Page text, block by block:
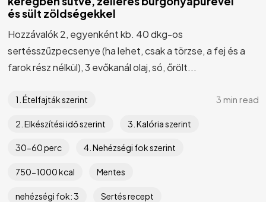
és sült zöldségekkel
Hozzávalók 2, egyenként kb. 40 dkg-os
sertésszűzpecsenye (ha lehet, csak a törzse, a fej és a
farok rész nélkül), 3 evőkanál olaj, só, őrölt...
1. Ételfajták szerint
2. Elkészítési idő szerint 3. Kalória szerint
30-60 perc 4. Nehézségi fok szerint
750-1000 kcal Mentes
nehézségi fok: 3 Sertés recept
3 min read